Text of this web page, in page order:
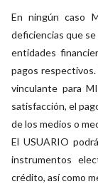
En ningún caso
deficiencias que
entidades
pagos
vinculante para
satisfacción, el
de los medios o
El USUARIO
instrumentos
crédito, así como